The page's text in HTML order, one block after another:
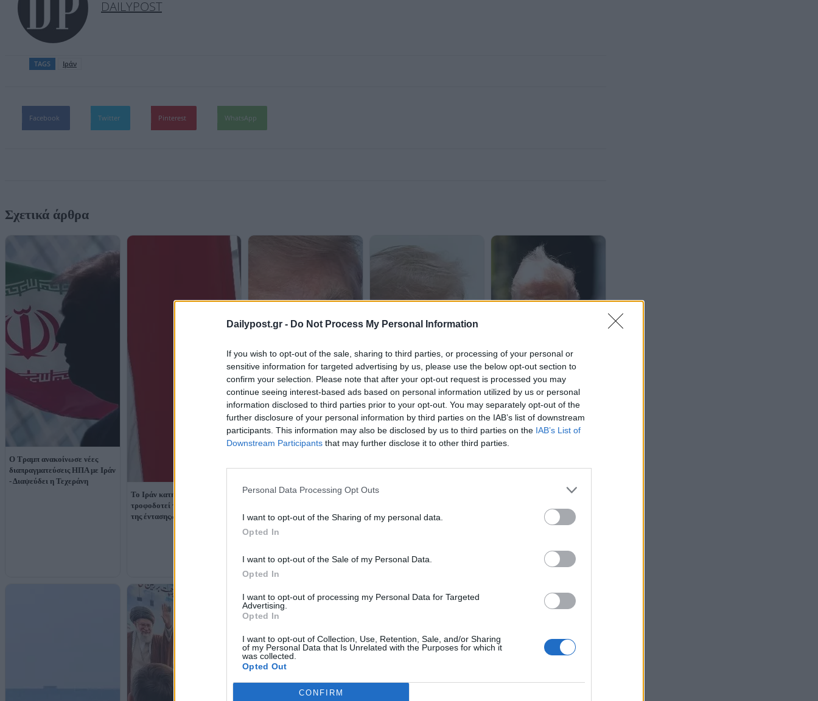
Dailypost.gr - Do Not Process My Personal Information
If you wish to opt-out of the sale, sharing to third parties, or processing of your personal or
sensitive information for targeted advertising by us, please use the below opt-out section to
confirm your selection. Please note that after your opt-out request is processed you may
continue seeing interest-based ads based on personal information utilized by us or personal
information disclosed to third parties prior to your opt-out. You may separately opt-out of the
further disclosure of your personal information by third parties on the IAB’s list of downstream
participants. This information may also be disclosed by us to third parties on the IAB’s List of
Downstream Participants that may further disclose it to other third parties.
Personal Data Processing Opt Outs
I want to opt-out of the Sharing of my personal data.
Opted In
I want to opt-out of the Sale of my Personal Data.
Opted In
I want to opt-out of processing my Personal Data for Targeted
Advertising.
Opted In
I want to opt-out of Collection, Use, Retention, Sale, and/or Sharing
of my Personal Data that Is Unrelated with the Purposes for which it
was collected.
Opted Out
CONFIRM
DAILYPOST
TAGS Ιράν
Facebook Twitter Pinterest WhatsApp
Σχετικά άρθρα
Ο Τραμπ ανακοίνωσε νέες
διαπραγματεύσεις ΗΠΑ με Ιράν
- Διαψεύδει η Τεχεράνη
Το Ιράν κατηγορεί τις ΗΠΑ ότι
τροφοδοτεί την «κλιμάκωση
της έντασης»
Ο Τραμπ απειλεί ξανά το Ιράν:
"δεν μπορούμε άλλο"»
πληρώνει πολλαπλάσιο τίμημα»
αποπειραθείτε να με
δολοφονήσετε» -